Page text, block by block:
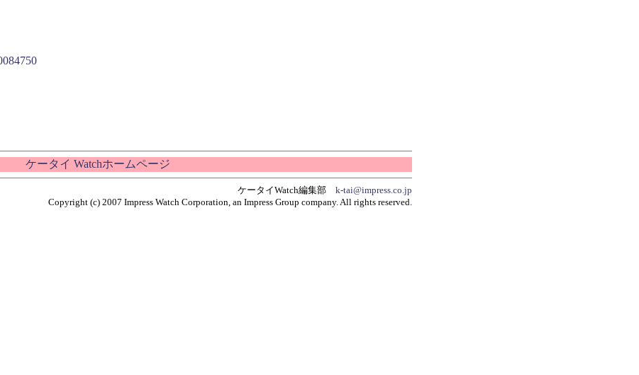
ケータイ Watchホームページ
ケータイWatch編集部 k-tai@impress.co.jp
Copyright (c) 2007 Impress Watch Corporation, an Impress Group company. All rights reserved.